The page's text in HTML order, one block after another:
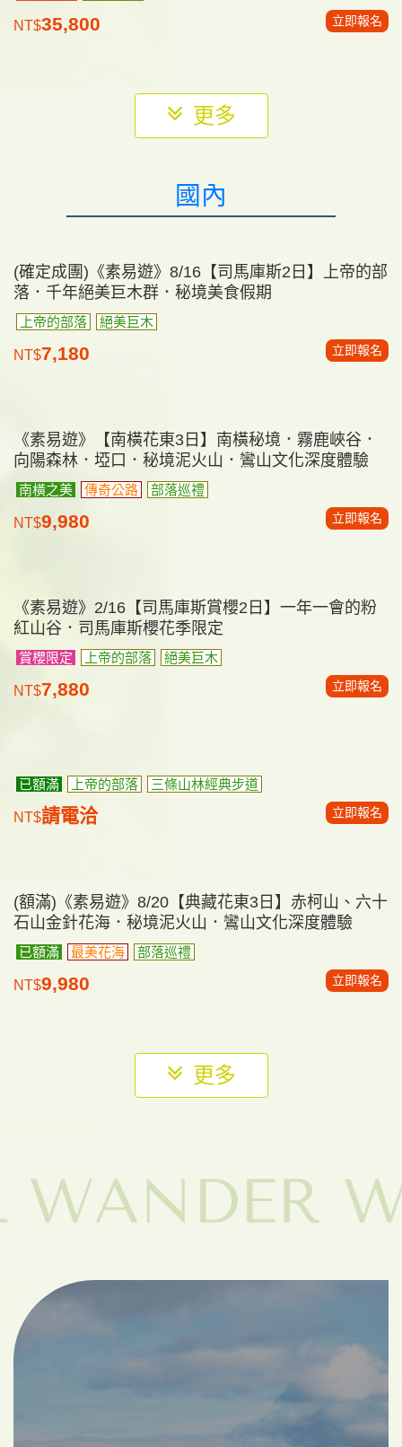
(最後2位)《素易遊》12/2 【北中越全覽7日】河內下
龍灣六星豪華海上郵輪．峴港巴拿山．會安古鎮 全
韓國
熟客優惠 暑假樂遊
NT$35,800
(確定成團)《素易遊》8/16【司馬庫斯2日】上帝的部
落．千年絕美巨木群．秘境美食假期